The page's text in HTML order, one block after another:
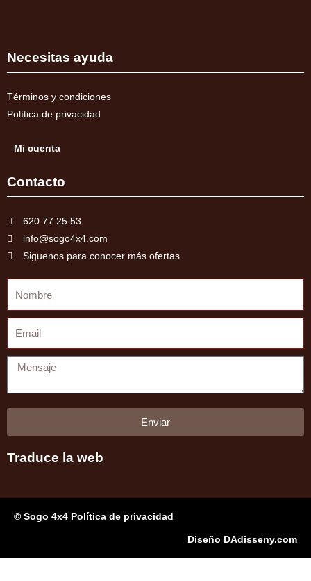
Necesitas ayuda
Términos y condiciones
Política de privacidad
Mi cuenta
Contacto
620 77 25 53
info@sogo4x4.com
Siguenos para conocer más ofertas
Mensaje
Enviar
Traduce la web
© Sogo 4x4 Política de privacidad
Diseño DAdisseny.com